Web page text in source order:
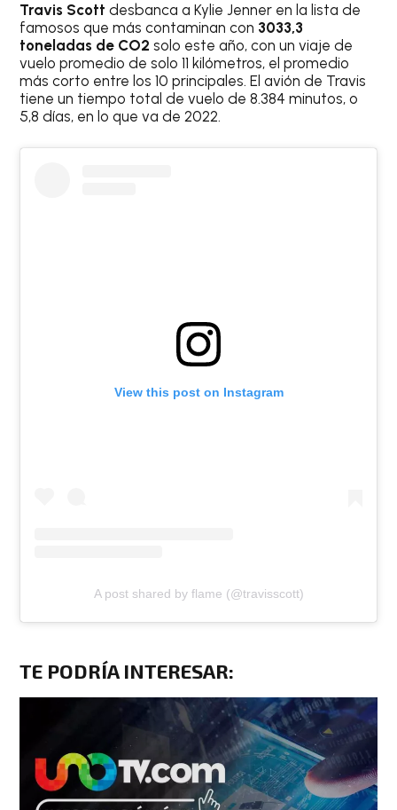
Travis Scott desbanca a Kylie Jenner en la lista de
famosos que más contaminan con 3033,3
toneladas de CO2 solo este año, con un viaje de
vuelo promedio de solo 11 kilómetros, el promedio
más corto entre los 10 principales. El avión de Travis
tiene un tiempo total de vuelo de 8.384 minutos, o
5,8 días, en lo que va de 2022.
View this post on Instagram
A post shared by flame (@travisscott)
TE PODRÍA INTERESAR: